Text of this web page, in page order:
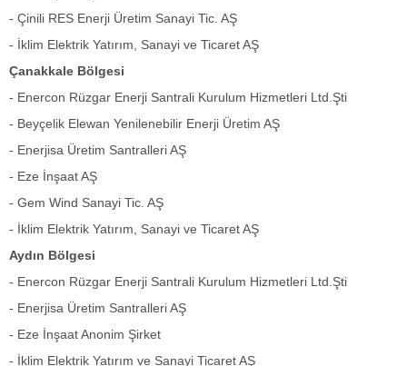
- Çinili RES Enerji Üretim Sanayi Tic. AŞ
- İklim Elektrik Yatırım, Sanayi ve Ticaret AŞ
Çanakkale Bölgesi
- Enercon Rüzgar Enerji Santrali Kurulum Hizmetleri Ltd.Şti
- Beyçelik Elewan Yenilenebilir Enerji Üretim AŞ
- Enerjisa Üretim Santralleri AŞ
- Eze İnşaat AŞ
- Gem Wind Sanayi Tic. AŞ
- İklim Elektrik Yatırım, Sanayi ve Ticaret AŞ
Aydın Bölgesi
- Enercon Rüzgar Enerji Santrali Kurulum Hizmetleri Ltd.Şti
- Enerjisa Üretim Santralleri AŞ
- Eze İnşaat Anonim Şirket
- İklim Elektrik Yatırım ve Sanayi Ticaret AŞ